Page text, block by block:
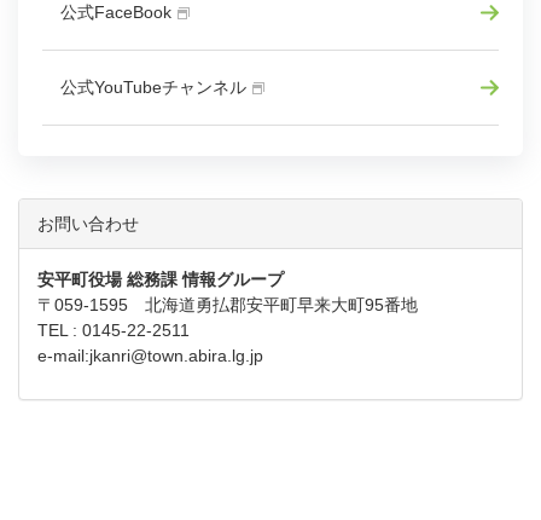
公式FaceBook
公式YouTubeチャンネル
お問い合わせ
安平町役場 総務課 情報グループ
〒059-1595 北海道勇払郡安平町早来大町95番地
TEL : 0145-22-2511
e-mail:jkanri@town.abira.lg.jp